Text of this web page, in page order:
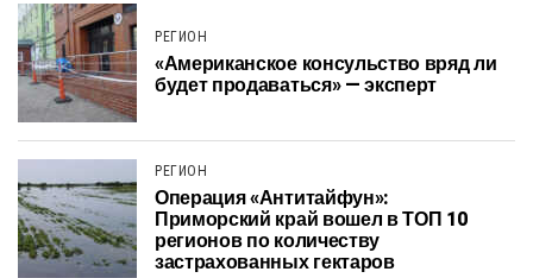
РЕГИОН
«Американское консульство вряд ли
будет продаваться» — эксперт
РЕГИОН
Операция «Антитайфун»:
Приморский край вошел в ТОП 10
регионов по количеству
застрахованных гектаров